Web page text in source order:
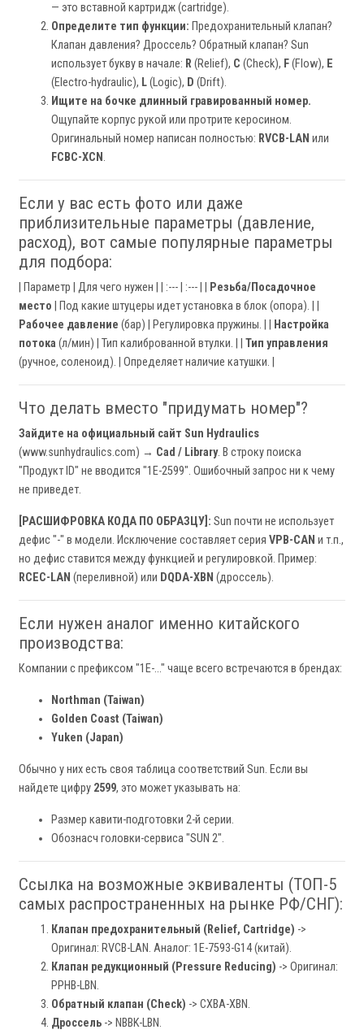
— это вставной картридж (cartridge).
Определите тип функции: Предохранительный клапан?
Клапан давления? Дроссель? Обратный клапан? Sun
использует букву в начале: R (Relief), C (Check), F(Flow), E
(Electro-hydraulic), L(Logic), D (Drift).
Ищите на бочке длинный гравированный номер.
Ощупайте корпус рукой или протрите керосином.
Оригинальный номер написан полностью: RVCB-LAN или
FCBC-XCN .
Если у вас есть фото или даже
приблизительные параметры (давление,
расход), вот самые популярные параметры
для подбора:
| Параметр | Для чего нужен | | :--- | :--- | |
Резьба/Посадочное
место | Под какие штуцеры идет установка в блок (опора). | |
Рабочее давление (бар) | Регулировка пружины. | |
Настройка
потока (л/мин) | Тип калиброванной втулки. | | Тип управления
(ручное, соленоид). | Определяет наличие катушки. |
Что делать вместо "придумать номер"?
Зайдите на официальный сайт Sun Hydraulics
(www.sunhydraulics.com) → Cad / Library. В строку поиска
"Продукт ID" не вводится "1E-2599". Ошибочный запрос ни к чему
не приведет.
[РАСШИФРОВКА КОДА ПО ОБРАЗЦУ]: Sun почти не использует
дефис "-" в модели. Исключение составляет серия VPB-CAN и т.п.,
но дефис ставится между функцией и регулировкой. Пример:
RCEC-LAN (переливной) или DQDA-XBN (дроссель).
Если нужен аналог именно китайского
производства:
Компании с префиксом "1E-..." чаще всего встречаются в брендах:
Northman (Taiwan)
Golden Coast (Taiwan)
Yuken (Japan)
Обычно у них есть своя таблица соответствий Sun. Если вы
найдете цифру 2599, это может указывать на:
Размер кавити-подготовки 2-й серии.
Обознасч головки-сервиса "SUN 2".
Ссылка на возможные эквиваленты (ТОП-5
самых распространенных на рынке РФ/СНГ):
Клапан предохранительный (Relief, Cartridge) ->
Оригинал: RVCB-LAN. Аналог: 1E-7593-G14 (китай).
Клапан редукционный (Pressure Reducing) -> Оригинал:
PPHB-LBN.
Обратный клапан (Check) -> CXBA-XBN.
Дроссель -> NBBK-LBN.